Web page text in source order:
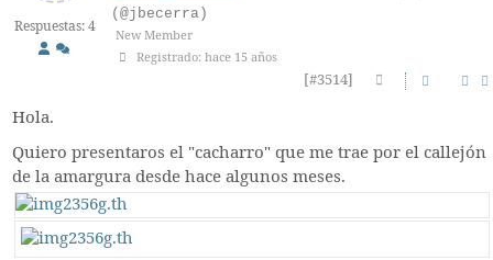
Respuestas: 4
(@jbecerra)
New Member
Registrado: hace 15 años
[#3514]
Hola.
Quiero presentaros el "cacharro" que me trae por el callejón
de la amargura desde hace algunos meses.